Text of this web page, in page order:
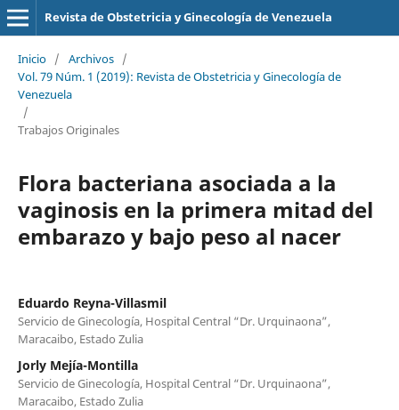
Revista de Obstetricia y Ginecología de Venezuela
Inicio / Archivos /
Vol. 79 Núm. 1 (2019): Revista de Obstetricia y Ginecología de
Venezuela
/
Trabajos Originales
Flora bacteriana asociada a la
vaginosis en la primera mitad del
embarazo y bajo peso al nacer
Eduardo Reyna-Villasmil
Servicio de Ginecología, Hospital Central “Dr. Urquinaona”,
Maracaibo, Estado Zulia
Jorly Mejía-Montilla
Servicio de Ginecología, Hospital Central “Dr. Urquinaona”,
Maracaibo, Estado Zulia